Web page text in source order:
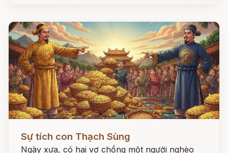
Sự tích con Thạch Sùng
Ngày xưa, có hai vợ chồng một người nghèo